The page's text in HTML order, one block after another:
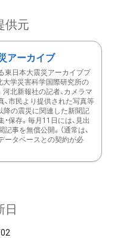
供元
アーカイブ
東日本大震災アーカイブプ
大学災害科学国際研究所の
河北新報社の記者、カメラマ
、市民より提供された写真等
降の震災に関連した新聞記
保存。毎月11日には、見出
事を無償公開。（通常は、
ータベースとの契約が必
日